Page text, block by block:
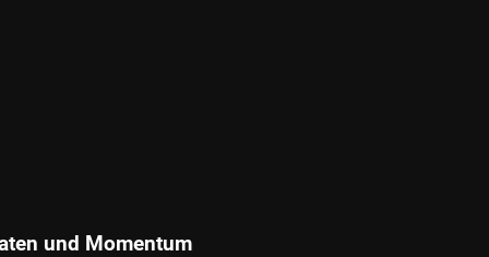
und Momentum